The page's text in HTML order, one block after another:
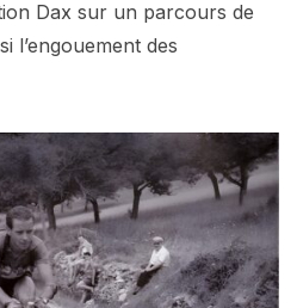
Dax sur un parcours de
l’engouement des